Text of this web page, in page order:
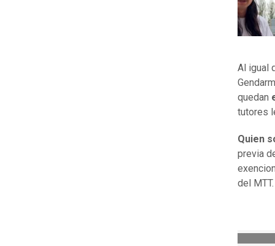
Al igual
quedan
tutores
Quien
previa
del MTT.